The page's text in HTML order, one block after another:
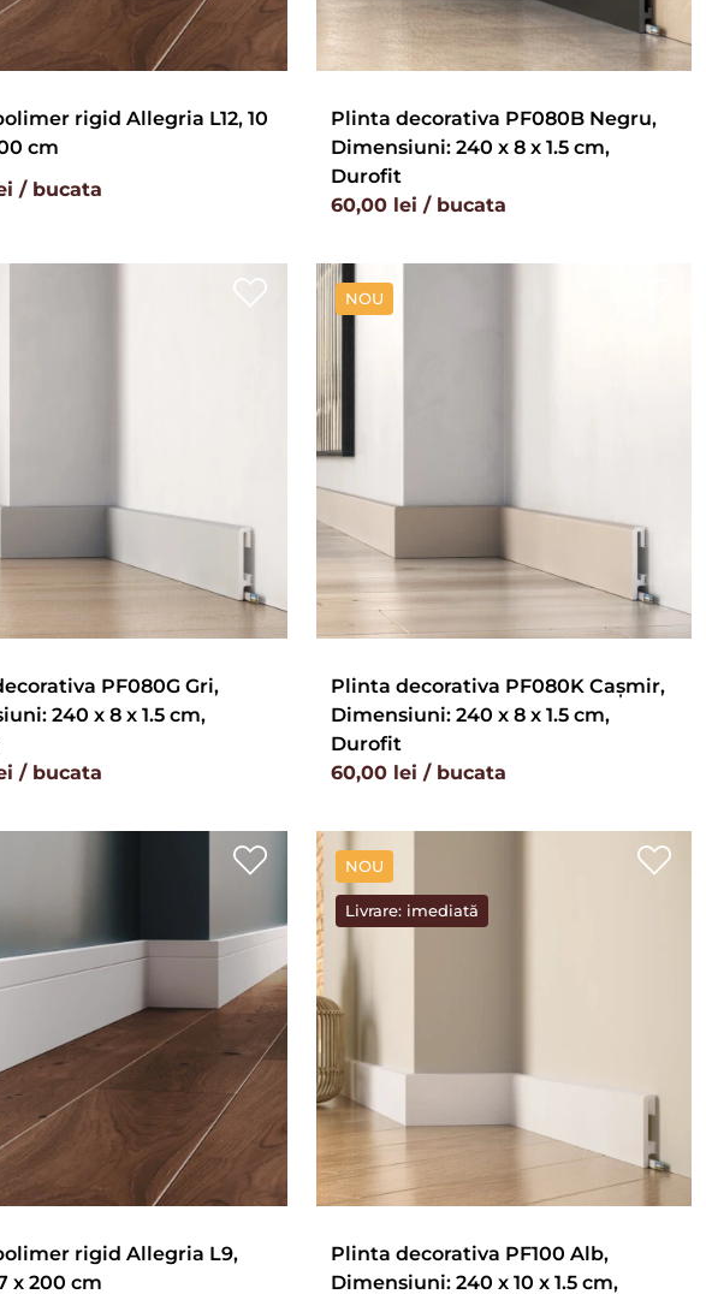
rigid Allegria L12, 10
cm
/ bucata
Plinta decorativa PF080B Negru,
Dimensiuni: 240 x 8 x 1.5 cm,
Durofit
60,00 lei / bucata
PF080G Gri,
240 x 8 x 1.5 cm,
/ bucata
NOU
Plinta decorativa PF080K Cașmir,
Dimensiuni: 240 x 8 x 1.5 cm,
Durofit
60,00 lei / bucata
rigid Allegria L9,
x 200 cm
NOU
Livrare: imediată
Plinta decorativa PF100 Alb,
Dimensiuni: 240 x 10 x 1.5 cm,